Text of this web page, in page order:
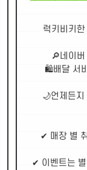
럭키비키
🔎네이
🛍배달 서
🌙언제든
✔ 매장 별
✔ 이벤트는